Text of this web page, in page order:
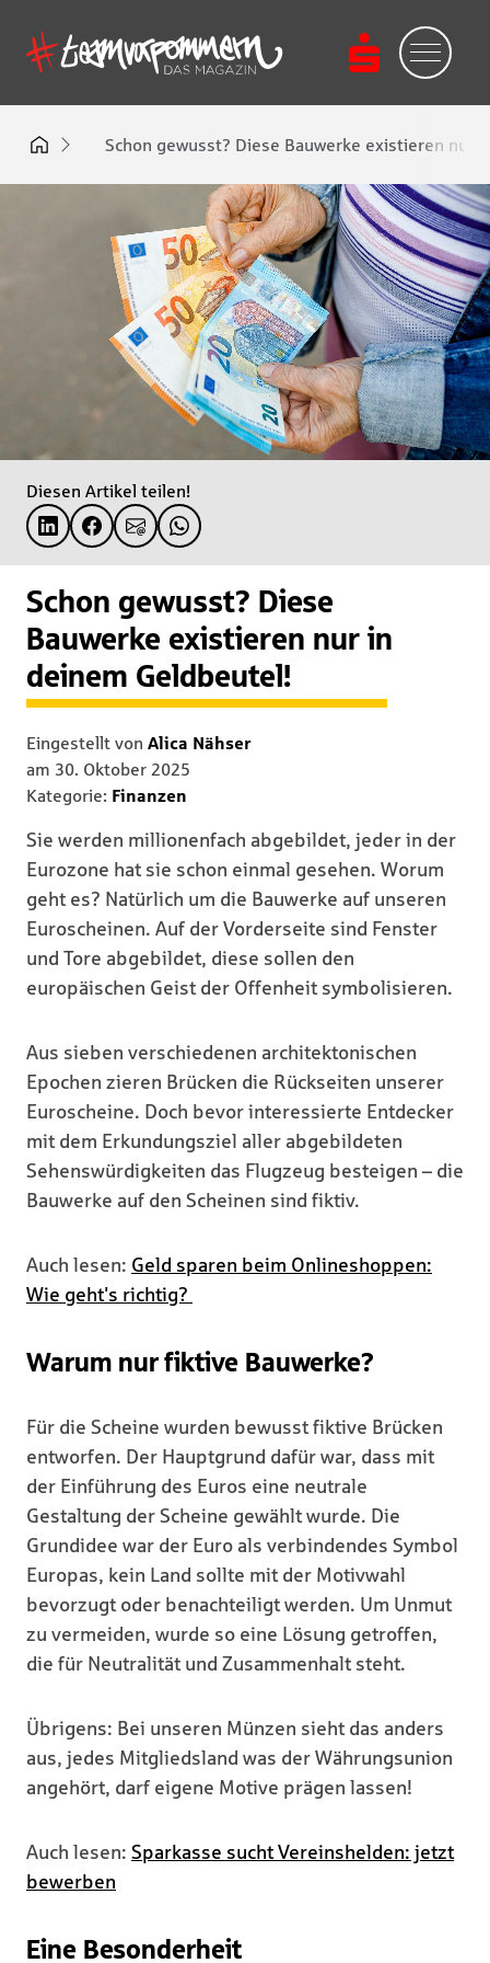
Schon gewusst? Diese Bauwerke existieren nur
Diesen Artikel teilen!
Schon gewusst? Diese
Bauwerke existieren nur in
deinem Geldbeutel!
Eingestellt von Alica Nähser
am 30. Oktober 2025
Kategorie: Finanzen
Sie werden millionenfach abgebildet, jeder in der
Eurozone hat sie schon einmal gesehen. Worum
geht es? Natürlich um die Bauwerke auf unseren
Euroscheinen. Auf der Vorderseite sind Fenster
und Tore abgebildet, diese sollen den
europäischen Geist der Offenheit symbolisieren.
Aus sieben verschiedenen architektonischen
Epochen zieren Brücken die Rückseiten unserer
Euroscheine. Doch bevor interessierte Entdecker
mit dem Erkundungsziel aller abgebildeten
Sehenswürdigkeiten das Flugzeug besteigen – die
Bauwerke auf den Scheinen sind fiktiv.
Auch lesen: Geld sparen beim Onlineshoppen:
Wie geht's richtig?
Warum nur fiktive Bauwerke?
Für die Scheine wurden bewusst fiktive Brücken
entworfen. Der Hauptgrund dafür war, dass mit
der Einführung des Euros eine neutrale
Gestaltung der Scheine gewählt wurde. Die
Grundidee war der Euro als verbindendes Symbol
Europas, kein Land sollte mit der Motivwahl
bevorzugt oder benachteiligt werden. Um Unmut
zu vermeiden, wurde so eine Lösung getroffen,
die für Neutralität und Zusammenhalt steht.
Übrigens: Bei unseren Münzen sieht das anders
aus, jedes Mitgliedsland was der Währungsunion
angehört, darf eigene Motive prägen lassen!
Auch lesen: Sparkasse sucht Vereinshelden: jetzt
bewerben
Eine Besonderheit